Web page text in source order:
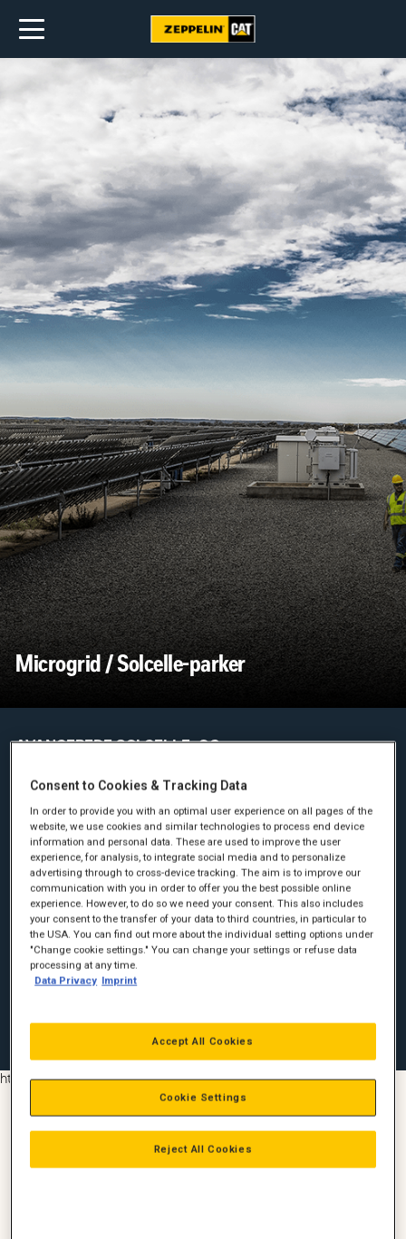
Microgrid / Solcelle-parker
AVANCEREDE SOLCELLE- OG
Vi tilbyder et bredt udvalg af Cat Microgrid solcellesystemer
fra 10 kW til 100 MW.
Der er mange fordele ved ved et Microgrid solcelle- og
energilagringssystemer fra Caterpillar. Du optimerer din
brændstofeffektivitet og minimerer dine driftsomkostninger,
samtidig med at du vælger en bredygtig løsning for din
strømproduktion.
Et mikronetværk giver ligeledes øget modstandsdygtighed og
uafhængighed af andre elnetværk. Kombinationen af ​​flere
https://youtu.be/jSMHas5JFzA
Consent to Cookies & Tracking Data
In order to provide you with an optimal user experience on all pages of the
website, we use cookies and similar technologies to process end device
information and personal data. These are used to improve the user
experience, for analysis, to integrate social media and to personalize
advertising through to cross-device tracking. The aim is to improve our
communication with you in order to offer you the best possible online
experience. However, to do so we need your consent. This also includes
your consent to the transfer of your data to third countries, in particular to
the USA. You can find out more about the individual setting options under
"Change cookie settings." You can change your settings or refuse data
processing at any time.
Data Privacy Imprint
Reject All Cookies
Accept All Cookies
Cookie Settings